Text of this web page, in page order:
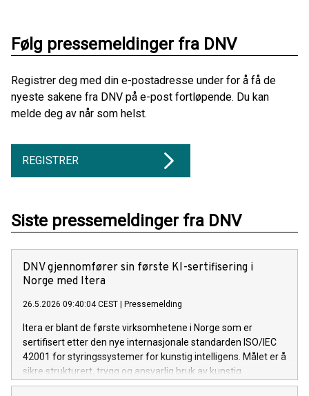
Følg pressemeldinger fra DNV
Registrer deg med din e-postadresse under for å få de
nyeste sakene fra DNV på e-post fortløpende. Du kan
melde deg av når som helst.
REGISTRER
Siste pressemeldinger fra DNV
DNV gjennomfører sin første KI-sertifisering i
Norge med Itera
26.5.2026 09:40:04 CEST | Pressemelding
Itera er blant de første virksomhetene i Norge som er
sertifisert etter den nye internasjonale standarden ISO/IEC
42001 for styringssystemer for kunstig intelligens. Målet er å
sikre strukturert, trygg og ansvarlig bruk av kunstig
intelligens både internt og i leveranser til kunder.